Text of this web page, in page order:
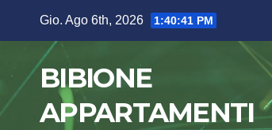
contenuto
Gio. Ago 6th, 2026 1:40:42 PM
BIBIONE
APPARTAMENTI